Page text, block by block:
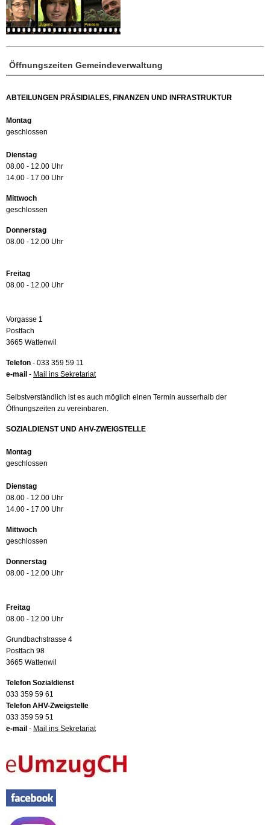
Öffnungszeiten Gemeindeverwaltung
ABTEILUNGEN PRÄSIDIALES, FINANZEN UND INFRASTRUKTUR
Montag
geschlossen
Dienstag
08.00 - 12.00 Uhr
14.00 - 17.00 Uhr
Mittwoch
geschlossen
Donnerstag
08.00 - 12.00 Uhr
Freitag
08.00 - 12.00 Uhr
Vorgasse 1
Postfach
3665 Wattenwil
Telefon - 033 359 59 11
e-mail - Mail ins Sekretariat
Selbstverständlich ist es auch möglich einen Termin ausserhalb der
Öffnungszeiten zu vereinbaren.
SOZIALDIENST UND AHV-ZWEIGSTELLE
Montag
geschlossen
Dienstag
08.00 - 12.00 Uhr
14.00 - 17.00 Uhr
Mittwoch
geschlossen
Donnerstag
08.00 - 12.00 Uhr
Freitag
08.00 - 12.00 Uhr
Grundbachstrasse 4
Postfach 98
3665 Wattenwil
Telefon Sozialdienst
033 359 59 61
Telefon AHV-Zweigstelle
033 359 59 51
e-mail - Mail ins Sekretariat